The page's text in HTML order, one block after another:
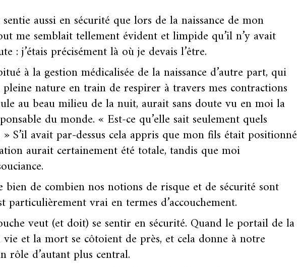
aussi en sécurité que lors de la naissance de mon
me semblait tellement évident et limpide qu’il n’y avait
: j’étais précisément là où je devais l’être.
à la gestion médicalisée de la naissance d’autre part, qui
pleine nature en train de respirer à travers mes contractions
au beau milieu de la nuit, aurait sans doute vu en moi la
du monde. « Est-ce qu’elle sait seulement quels
S’il avait par-dessus cela appris que mon fils était positionné
aurait certainement été totale, tandis que moi
bien de combien nos notions de risque et de sécurité sont
particulièrement vrai en termes d’accouchement.
veut (et doit) se sentir en sécurité. Quand le portail de la
vie et la mort se côtoient de près, et cela donne à notre
rôle d’autant plus central.